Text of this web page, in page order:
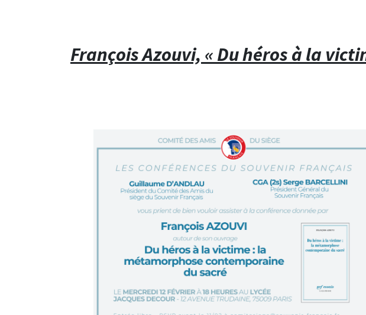
François Azouvi, « Du héros à la